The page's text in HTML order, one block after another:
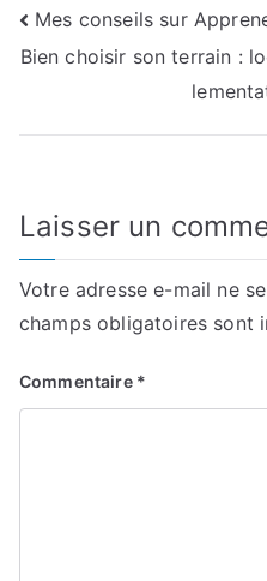
Navigation
de
l’article
Mes conseils sur
Bien choisir son terrain :
Laisser un
Votre adresse e-mail ne
champs obligatoires sont
Commentaire *